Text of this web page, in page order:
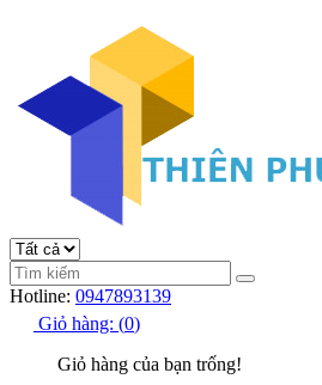
Hotline: 0947893139
Giỏ hàng: (0)
Giỏ hàng của bạn trống!